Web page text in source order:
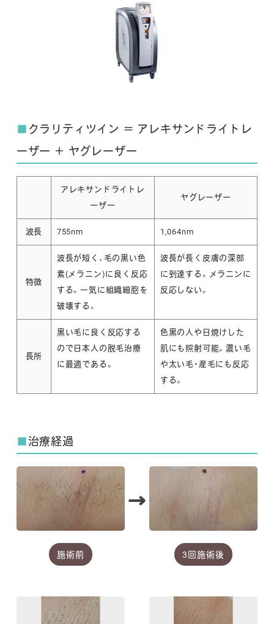
■ クラリティツイン ＝ アレキサンドライトレ
ーザー ＋ ヤグレーザー
アレキサンドライトレ
ーザー
ヤグレーザー
波長 755nm 1,064nm
特徴
波長が短く、毛の黒い色
素(メラニン)に良く反応
する。一気に組織細胞を
破壊する。
波長が長く皮膚の深部
に到達する。メラニンに
反応しない。
長所
黒い毛に良く反応する
ので日本人の脱毛治療
に最適である。
色黒の人や日焼けした
肌にも照射可能。濃い毛
や太い毛・産毛にも反応
する。
■治療経過
施術前
→
3回施術後